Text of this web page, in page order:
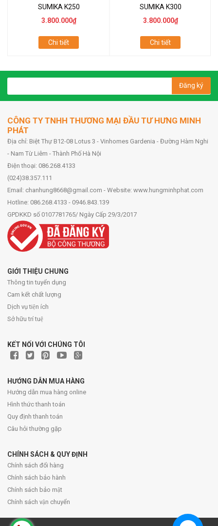
SUMIKA K250
3.800.000₫
Chi tiết
SUMIKA K300
3.800.000₫
Chi tiết
Đăng ký
CÔNG TY TNHH THƯƠNG MẠI ĐẦU TƯ HƯNG MINH
PHÁT
Địa chỉ: Biệt Thự B12-08 Lotus 3 - Vinhomes Gardenia - Đường Hàm Nghi
- Nam Từ Liêm - Thành Phố Hà Nội
Điện thoại: 086.268.4133
(024)38.357.111
Email: chanhung8668@gmail.com - Website: www.hungminhphat.com
Hotline: 086.268.4133 - 0946.843.139
GPDKKD số 0107781765/ Ngày Cấp 29/3/2017
GIỚI THIỆU CHUNG
Thông tin tuyển dụng
Cam kết chất lượng
Dịch vụ tiện ích
Sở hữu trí tuệ
KẾT NỐI VỚI CHÚNG TÔI
HƯỚNG DẪN MUA HÀNG
Hướng dẫn mua hàng online
Hình thức thanh toán
Quy định thanh toán
Câu hỏi thường gặp
CHÍNH SÁCH & QUY ĐỊNH
Chính sách đổi hàng
Chính sách bảo hành
Chính sách bảo mật
Chính sách vận chuyển